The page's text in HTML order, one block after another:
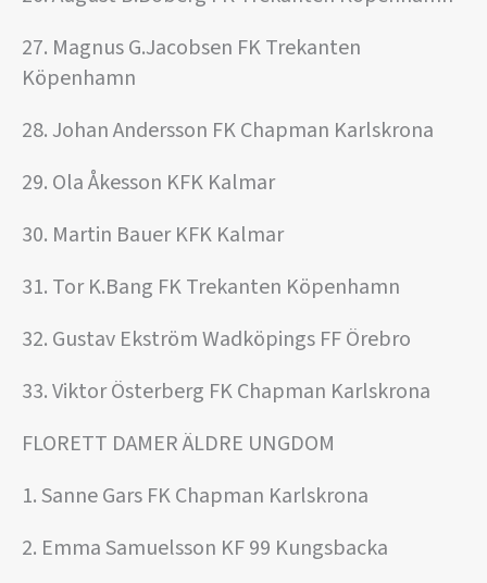
27. Magnus G.Jacobsen FK Trekanten
Köpenhamn
28. Johan Andersson FK Chapman Karlskrona
29. Ola Åkesson KFK Kalmar
30. Martin Bauer KFK Kalmar
31. Tor K.Bang FK Trekanten Köpenhamn
32. Gustav Ekström Wadköpings FF Örebro
33. Viktor Österberg FK Chapman Karlskrona
FLORETT DAMER ÄLDRE UNGDOM
1. Sanne Gars FK Chapman Karlskrona
2. Emma Samuelsson KF 99 Kungsbacka